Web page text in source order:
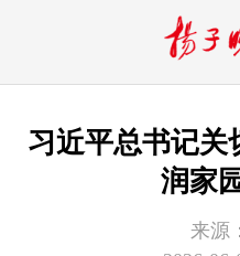
习近平总书记关
润家
来源：